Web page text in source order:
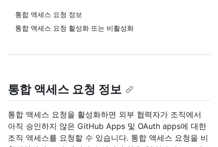
통합 액세스 요청 정보
통합 액세스 요청 활성화 또는 비활성화
통합 액세스 요청 정보
통합 액세스 요청을 활성화하면 외부 협력자가 조직에서
아직 승인하지 않은 GitHub Apps 및 OAuth apps에 대한
조직 액세스를 요청할 수 있습니다. 통합 액세스 요청을 비